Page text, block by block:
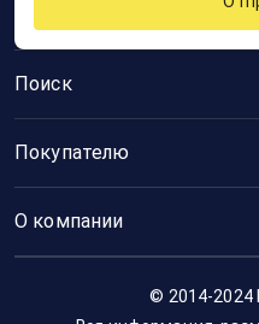
Поиск
Покупателю
О компании
© 2014-